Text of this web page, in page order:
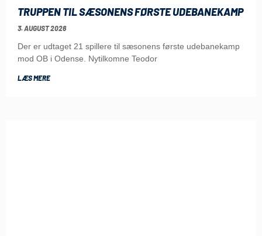
TRUPPEN TIL SÆSONENS FØRSTE UDEBANEKAMP
3. AUGUST 2026
Der er udtaget 21 spillere til sæsonens første udebanekamp
mod OB i Odense. Nytilkomne Teodor
LÆS MERE